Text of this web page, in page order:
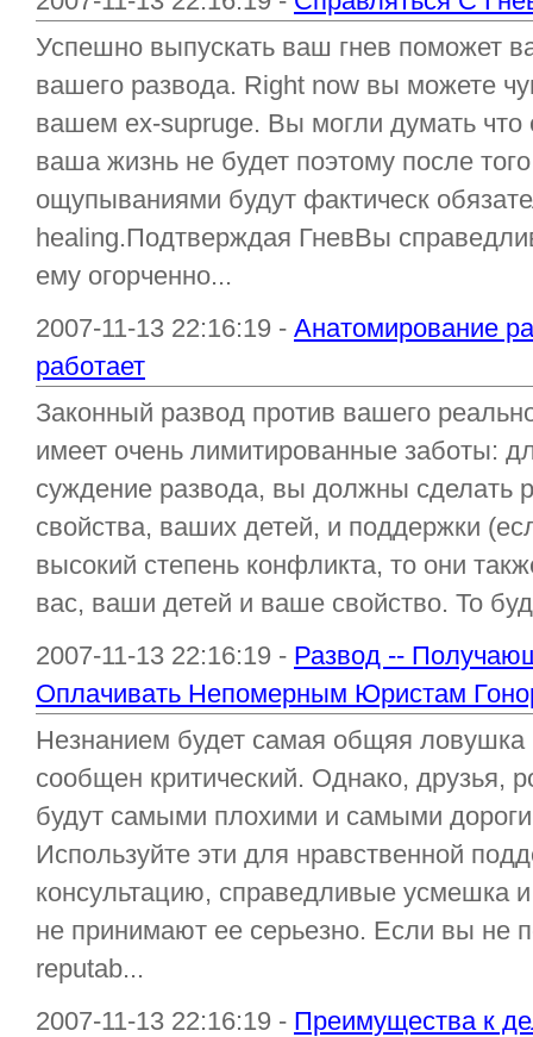
Успешно выпускать ваш гнев поможет
вашего развода. Right now вы можете
вашем ех-supruge. Вы могли думать что
ваша жизнь не будет поэтому после
ощупываниями будут фактическ
healing.Подтверждая ГневВы
ему огорченно...
2007-11-13 22:16:19 - Анатомирование
работает
Законный развод против вашего
имеет очень лимитированные заботы:
суждение развода, вы должны сделать
свойства, ваших детей, и поддержки
высокий степень конфликта, то они
вас, ваши детей и ваше свойство. То
2007-11-13 22:16:19 - Развод --
Оплачивать Непомерным Юристам
Незнанием будет самая общяя ловушка
сообщен критический. Однако, друзья,
будут самыми плохими и самыми
Используйте эти для нравственной
консультацию, справедливые усмешка
не принимают ее серьезно. Если вы не
reputab...
2007-11-13 22:16:19 - Преимущества к